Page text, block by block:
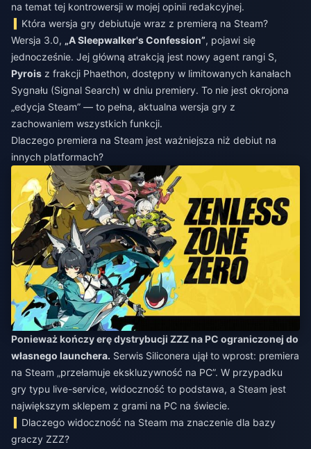
na temat tej kontrowersji w mojej opinii redakcyjnej.
Która wersja gry debiutuje wraz z premierą na Steam?
Wersja 3.0, „A Sleepwalker's Confession”, pojawi się
jednocześnie. Jej główną atrakcją jest nowy agent rangi S,
Pyrois z frakcji Phaethon, dostępny w limitowanych kanałach
Sygnału (Signal Search) w dniu premiery. To nie jest okrojona
„edycja Steam” — to pełna, aktualna wersja gry z
zachowaniem wszystkich funkcji.
Dlaczego premiera na Steam jest ważniejsza niż debiut na
innych platformach?
Ponieważ kończy erę dystrybucji ZZZ na PC ograniczonej do
własnego launchera. Serwis Siliconera ujął to wprost: premiera
na Steam „przełamuje ekskluzywność na PC”. W przypadku
gry typu live-service, widoczność to podstawa, a Steam jest
największym sklepem z grami na PC na świecie.
Dlaczego widoczność na Steam ma znaczenie dla bazy
graczy ZZZ?